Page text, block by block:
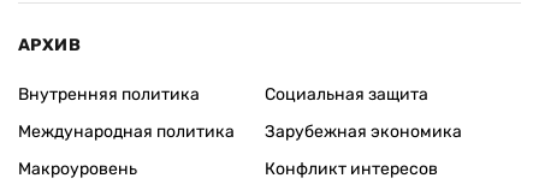
АРХИВ
Внутренняя политика
Международная политика
Макроуровень
Социальная защита
Зарубежная экономика
Конфликт интересов